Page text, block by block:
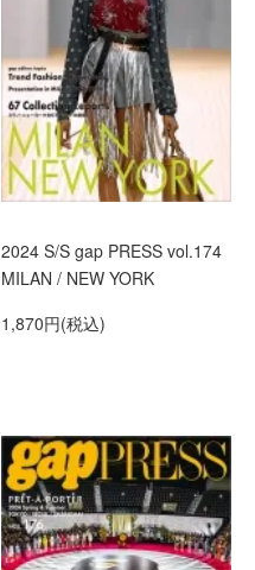
2024 S/S gap PRESS vol.174
MILAN / NEW YORK
1,870円(税込)